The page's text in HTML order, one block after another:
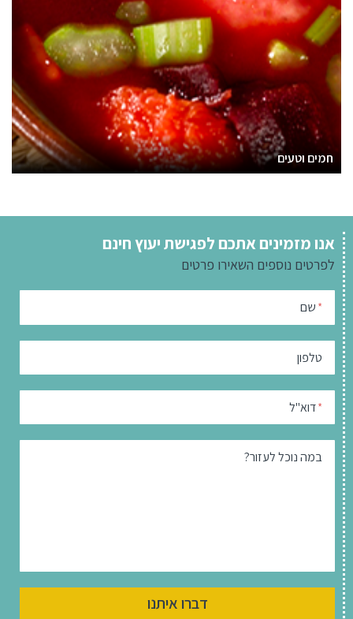
חמים וטעים
אנו מזמינים אתכם לפגישת יעוץ חינם
לפרטים נוספים השאירו פרטים
* שם
טלפון
*דוא"ל
במה נוכל לעזור?
דברו איתנו